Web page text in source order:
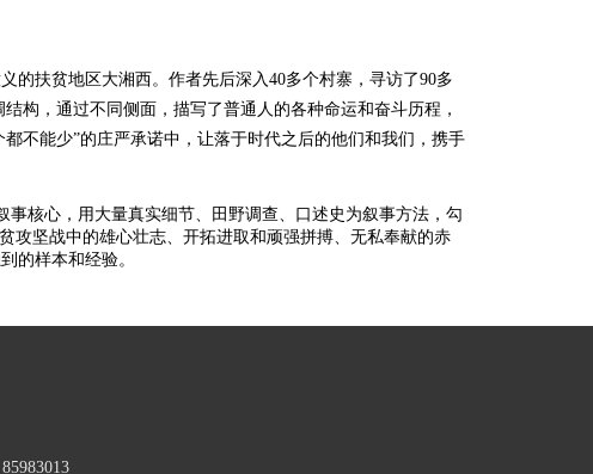
的扶贫地区大湘西。作者先后深入40多个村寨，寻访了90多
构，通过不同侧面，描写了普通人的各种命运和奋斗历程，
不能少”的庄严承诺中，让落于时代之后的他们和我们，携手
核心，用大量真实细节、田野调查、口述史为叙事方法，勾
攻坚战中的雄心壮志、开拓进取和顽强拼搏、无私奉献的赤
的样本和经验。